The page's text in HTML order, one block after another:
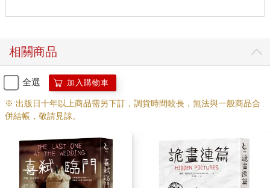
喜歡聽瑪姬開心的聲音，像一段悅耳音樂，散發希望和樂觀的態
度。 「艾登是做什麼的？」 「他是畫畫的。」 「畫畫？油漆
嗎？有加入工會嗎？」 「不是，不是油漆工，是做藝術的。」 我
原本想要表示支持，但不得不說，這是讓人措手不及的變化球。
「他靠藝術賺錢？」 「對，他有幾件作品在藝廊展出，算吧？但
他現在在經營自己，增加知名度。這行就是這樣。他也在麻州藝
多少錢？」 「我不要跟你說。」 我不懂為什麼，但我聽到她深呼
吸，似乎很生氣，所以我決定不要繼續追問。也許瑪姬是對的。
也許她未來藝術家老公的薪水多少不干我的事。反正我還有許多
問題要問： 「他第一次結婚？」 「對。」 「有小孩嗎？」 「沒
相關商品
全選 加入購物車
※ 出版日十年以上商品需另下訂，調貨時間較長，無法與一般商品合
併結帳，敬請見諒。